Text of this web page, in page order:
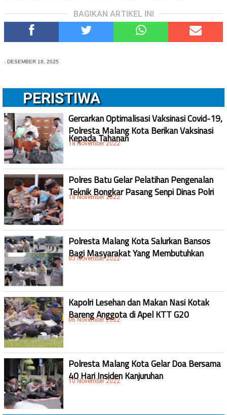
BAGIKAN ARTIKEL INI
- DESEMBER 18, 2025
PERISTIWA
Gercarkan Optimalisasi Vaksinasi Covid-19,
Polresta Malang Kota Berikan Vaksinasi
Kepada Tahanan
18 November 2022
Polres Batu Gelar Pelatihan Pengenalan
Teknik Bongkar Pasang Senpi Dinas Polri
18 November 2022
Polresta Malang Kota Salurkan Bansos
Bagi Masyarakat Yang Membutuhkan
03 November 2022
Kapolri Lesehan dan Makan Nasi Kotak
Bareng Anggota di Apel KTT G20
06 November 2022
Polresta Malang Kota Gelar Doa Bersama
40 Hari Insiden Kanjuruhan
10 November 2022